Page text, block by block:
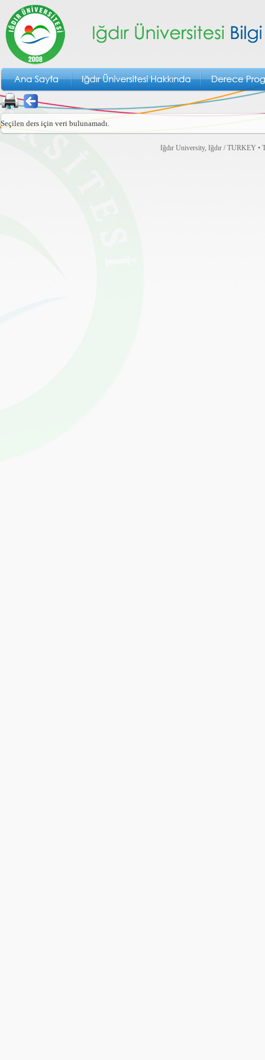
Seçilen ders için veri bulunamadı.
Iğdır University, Iğdır / TURKEY •